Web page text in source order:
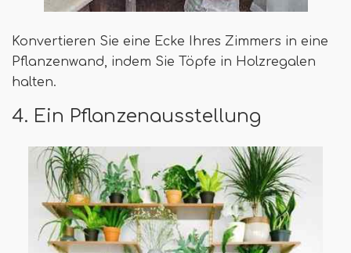
Konvertieren Sie eine Ecke Ihres Zimmers in eine
Pflanzenwand, indem Sie Töpfe in Holzregalen
halten.
4. Ein Pflanzenausstellung